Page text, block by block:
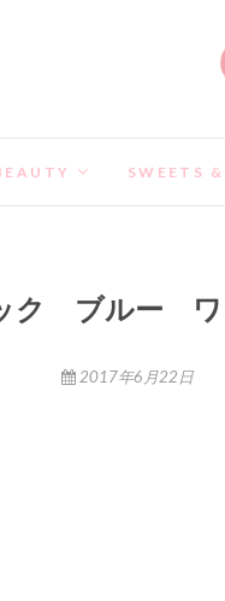
SWEETS
ク ブルー
2017年6月22日